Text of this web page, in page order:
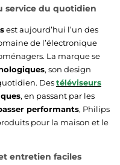
service du quotidien
est aujourd’hui l’un des
de l’électronique
La marque se
, son design
Destéléviseurs
, en passant par les
performants, Philips
pour la maison et le
entretien faciles